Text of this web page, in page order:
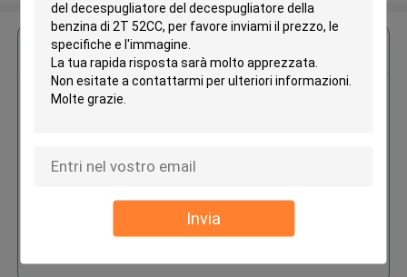
Invia
Ottieni il miglior prezzo per
benzina di 2T 52CC
Continua